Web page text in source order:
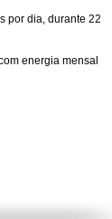
por dia, durante 22
energia mensal